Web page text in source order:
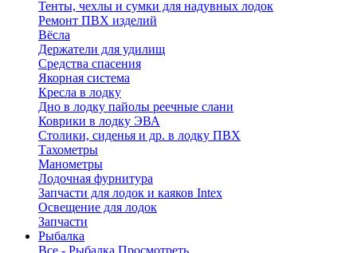
Тенты, чехлы и сумки для надувных лодок
Ремонт ПВХ изделий
Вёсла
Держатели для удилищ
Средства спасения
Якорная система
Кресла в лодку
Дно в лодку пайолы реечные слани
Коврики в лодку ЭВА
Столики, сиденья и др. в лодку ПВХ
Тахометры
Манометры
Лодочная фурнитура
Запчасти для лодок и каяков Intex
Освещение для лодок
Запчасти
Рыбалка
Все - Рыбалка Просмотреть